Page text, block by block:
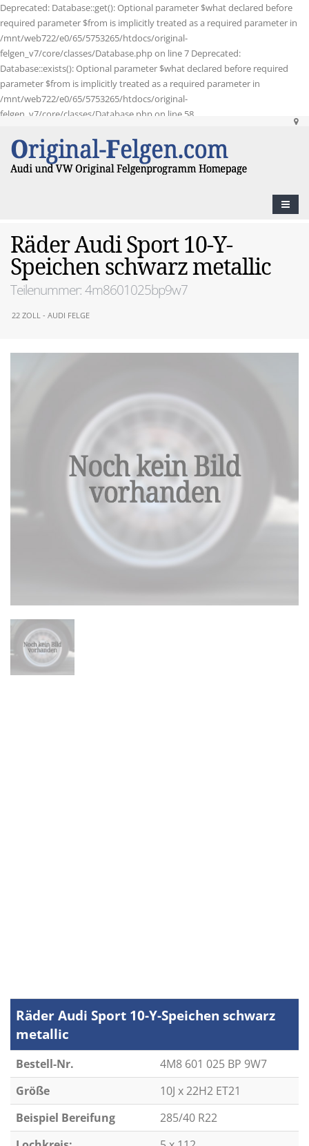
Deprecated: Database::get(): Optional parameter $what declared before
required parameter $from is implicitly treated as a required parameter in
/mnt/web722/e0/65/5753265/htdocs/original-
felgen_v7/core/classes/Database.php on line 7 Deprecated:
Database::exists(): Optional parameter $what declared before required
parameter $from is implicitly treated as a required parameter in
/mnt/web722/e0/65/5753265/htdocs/original-
felgen_v7/core/classes/Database.php on line 58
Räder Audi Sport 10-Y-
Speichen schwarz metallic
Teilenummer: 4m8601025bp9w7
22 ZOLL - AUDI FELGE
Räder Audi Sport 10-Y-Speichen schwarz
metallic
Bestell-Nr.
4M8 601 025 BP 9W7
Größe
10J x 22H2 ET21
Beispiel Bereifung
285/40 R22